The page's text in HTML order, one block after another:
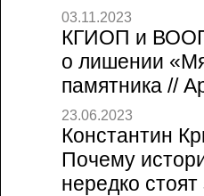
03.11.2023
КГИОП и
о лишении
памятника //
23.06.2023
Константин
Почему
нередко